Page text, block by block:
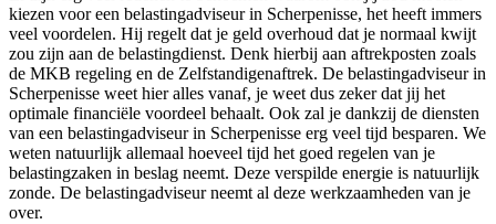
kiezen voor een belastingadviseur in Scherpenisse, het heeft immers
veel voordelen. Hij regelt dat je geld overhoud dat je normaal kwijt
zou zijn aan de belastingdienst. Denk hierbij aan aftrekposten zoals
de MKB regeling en de Zelfstandigenaftrek. De belastingadviseur in
Scherpenisse weet hier alles vanaf, je weet dus zeker dat jij het
optimale financiële voordeel behaalt. Ook zal je dankzij de diensten
van een belastingadviseur in Scherpenisse erg veel tijd besparen. We
weten natuurlijk allemaal hoeveel tijd het goed regelen van je
belastingzaken in beslag neemt. Deze verspilde energie is natuurlijk
zonde. De belastingadviseur neemt al deze werkzaamheden van je
over.